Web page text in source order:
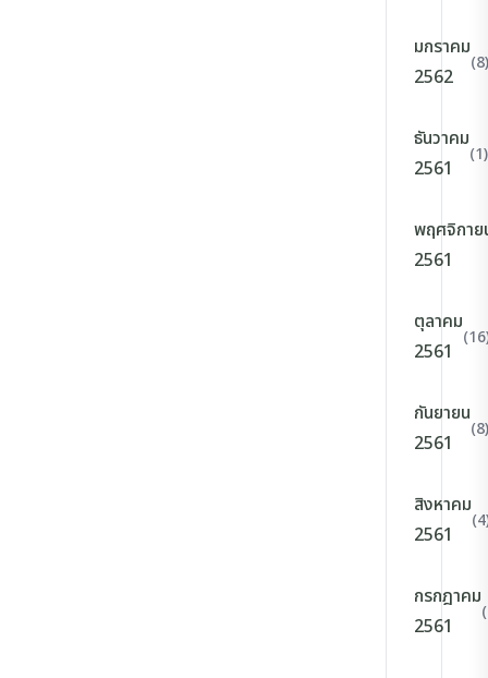
มกราคม
2562
(8)
ธันวาคม
2561
(1)
พฤศจิกาย
2561
ตุลาคม
2561
กันยายน
2561
(8)
สิงหาคม
2561
กรกฎาคม
2561